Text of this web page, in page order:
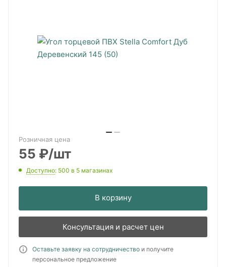
Розничная цена
55 ₽/шт
Доступно: 500 в 5 магазинах
В корзину
Консультация и расчет цен
Оставьте заявку на сотрудничество и получите
персональное предложение